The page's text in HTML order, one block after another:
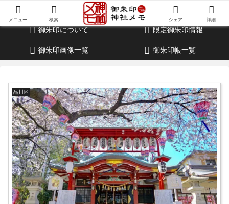
御朱印・参拝記録・神社情報・考察ブログ
御朱印について 限定御朱印情報
御朱印画像一覧 御朱印帳一覧
品川区
メニュー 検索 シェア 詳細